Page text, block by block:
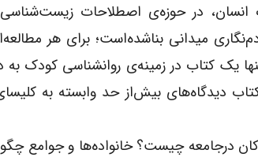
انسان، در حوزه‌ی اصطلاحات
میدانی بناشده‌است؛ برای هر
یک کتاب در زمینه‌ی روانشناسی کودک به
دیدگاه‌های بیش‌از حد وابسته به کلیسای
درجامعه چیست؟ خانواده‌ها و جوامع